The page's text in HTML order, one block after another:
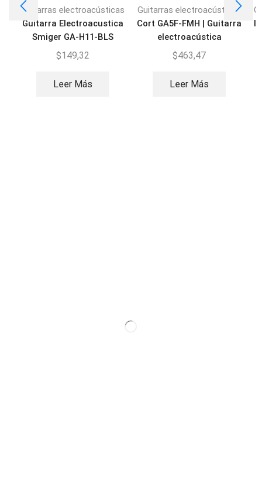
Guitarras electroacústicas
Guitarra Electroacustica
Smiger GA-H11-BLS
$149,32
Leer Más
Guitarras electroacústicas
Cort GA5F-FMH | Guitarra
electroacústica
$463,47
Leer Más